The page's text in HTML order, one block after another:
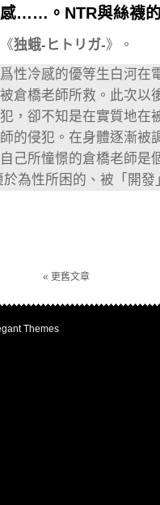
……。NTR與絲襪
独蛾-ヒトリガ-》。
性冷感的優等生白河在
倉橋老師所救。此次以
，卻不知是在實質地在
的侵犯。在身體逐漸被
己所憧憬的倉橋老師是
為性所困的、被「開發
« 更舊文章
Themes